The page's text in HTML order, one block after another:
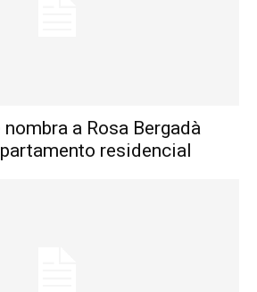
a Rosa Bergadà
residencial